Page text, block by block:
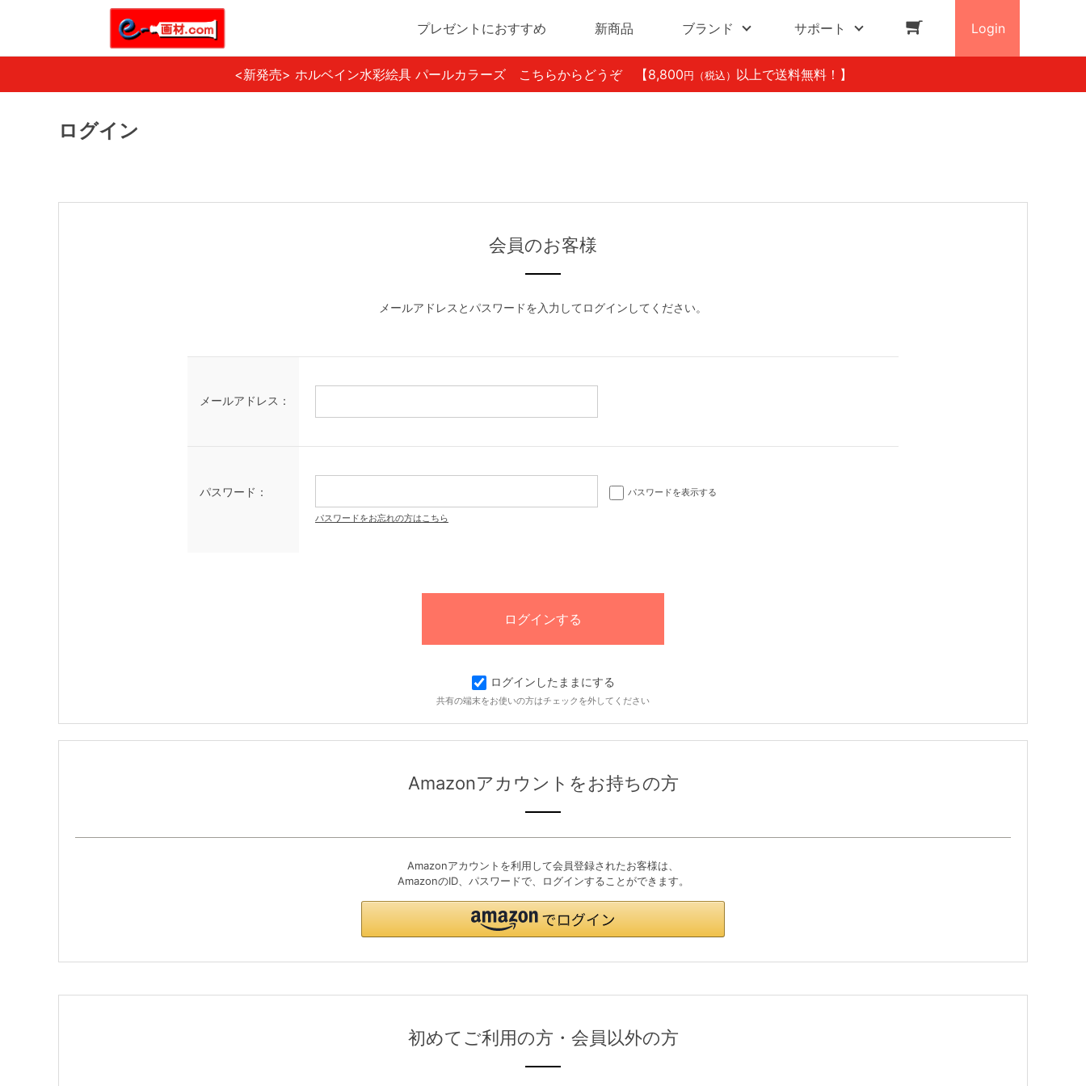
プレゼントにおすすめ 新商品 ブランド サポート Login
<新発売> ホルベイン水彩絵具 パールカラーズ こちらからどうぞ 【8,800 円（税込） 以上で送料無料！】
ログイン
会員のお客様
メールアドレスとパスワードを入力してログインしてください。
メールアドレス：
パスワード： パスワードを表示する
パスワードをお忘れの方はこちら
ログインしたままにする
共有の端末をお使いの方はチェックを外してください
Amazonアカウントをお持ちの方
Amazonアカウントを利用して会員登録されたお客様は、
AmazonのID、パスワードで、ログインすることができます。
初めてご利用の方・会員以外の方